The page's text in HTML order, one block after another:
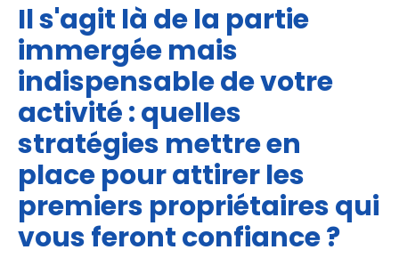
Il s'agit là de la partie
immergée mais
indispensable de votre
activité : quelles
stratégies mettre en
place pour attirer les
premiers propriétaires qui
vous feront confiance ?